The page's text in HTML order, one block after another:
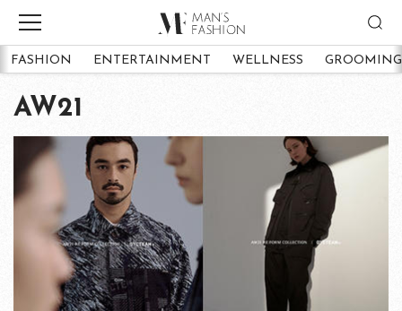
FASHION ENTERTAINMENT WELLNESS GROOMING
AW21